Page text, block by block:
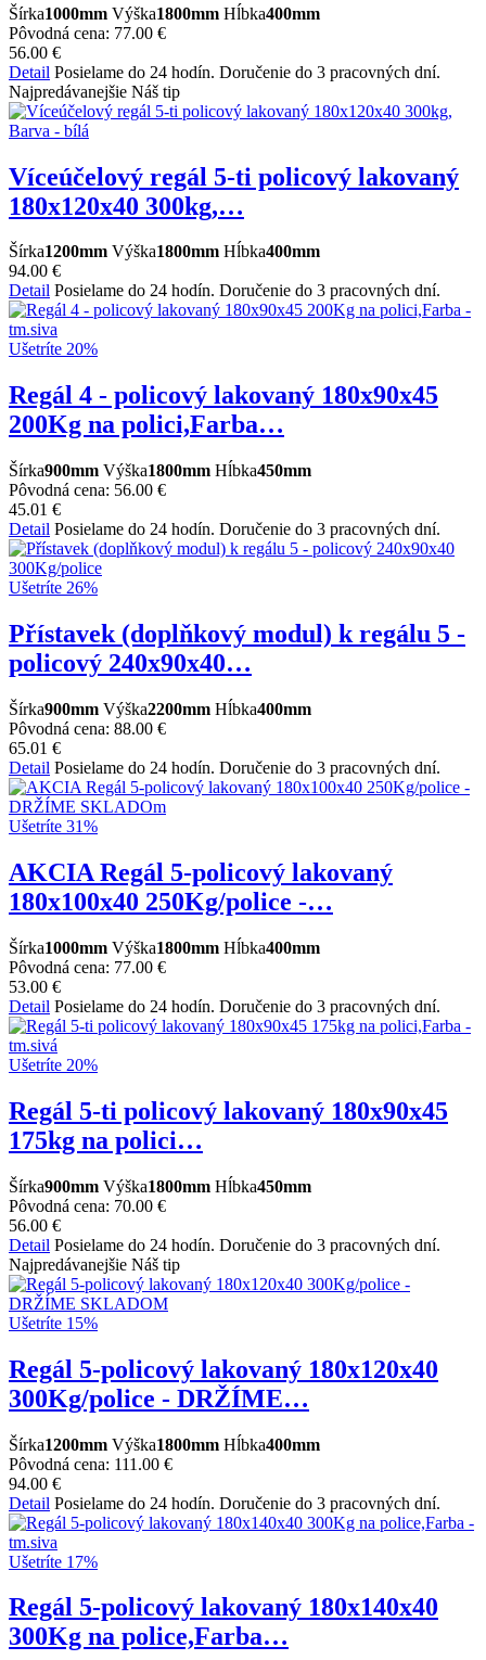
Šírka1000mm Výška1800mm Hĺbka400mm
Pôvodná cena: 77.00 €
56.00 €
Detail Posielame do 24 hodín. Doručenie do 3 pracovných dní.
Najpredávanejšie Náš tip
Víceúčelový regál 5-ti policový lakovaný
180x120x40 300kg,…
Šírka1200mm Výška1800mm Hĺbka400mm
94.00 €
Detail Posielame do 24 hodín. Doručenie do 3 pracovných dní.
Ušetríte 20%
Regál 4 - policový lakovaný 180x90x45
200Kg na polici,Farba…
Šírka900mm Výška1800mm Hĺbka450mm
Pôvodná cena: 56.00 €
45.01 €
Detail Posielame do 24 hodín. Doručenie do 3 pracovných dní.
Ušetríte 26%
Přístavek (doplňkový modul) k regálu 5 -
policový 240x90x40…
Šírka900mm Výška2200mm Hĺbka400mm
Pôvodná cena: 88.00 €
65.01 €
Detail Posielame do 24 hodín. Doručenie do 3 pracovných dní.
Ušetríte 31%
AKCIA Regál 5-policový lakovaný
180x100x40 250Kg/police -…
Šírka1000mm Výška1800mm Hĺbka400mm
Pôvodná cena: 77.00 €
53.00 €
Detail Posielame do 24 hodín. Doručenie do 3 pracovných dní.
Ušetríte 20%
Regál 5-ti policový lakovaný 180x90x45
175kg na polici…
Šírka900mm Výška1800mm Hĺbka450mm
Pôvodná cena: 70.00 €
56.00 €
Detail Posielame do 24 hodín. Doručenie do 3 pracovných dní.
Najpredávanejšie Náš tip
Ušetríte 15%
Regál 5-policový lakovaný 180x120x40
300Kg/police - DRŽÍME…
Šírka1200mm Výška1800mm Hĺbka400mm
Pôvodná cena: 111.00 €
94.00 €
Detail Posielame do 24 hodín. Doručenie do 3 pracovných dní.
Ušetríte 17%
Regál 5-policový lakovaný 180x140x40
300Kg na police,Farba…